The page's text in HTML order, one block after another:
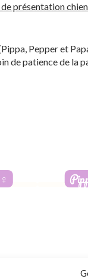
présentation
Pepper et
de patience de la
♀️